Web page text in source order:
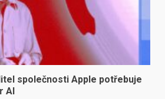
společnosti Apple potřebuje
AI